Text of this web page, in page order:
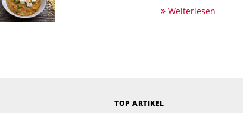
Weiterlesen
TOP ARTIKEL